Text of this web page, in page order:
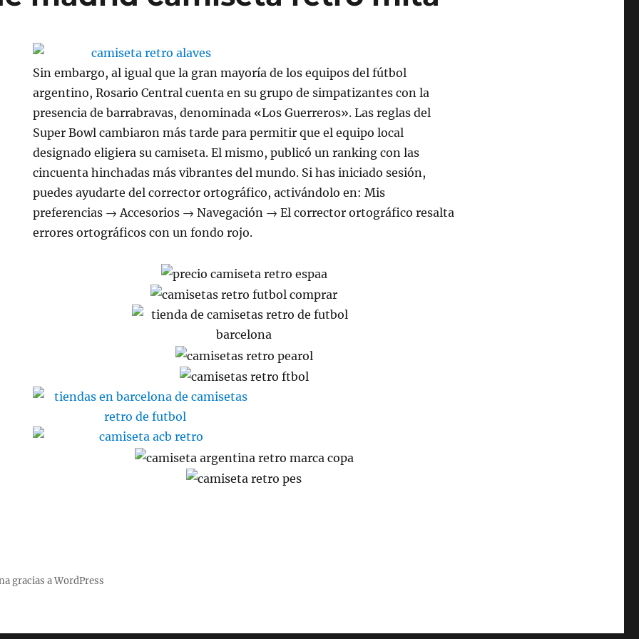
Sin embargo, al igual que la gran mayoría de los equipos del fútbol
argentino, Rosario Central cuenta en su grupo de simpatizantes con la
presencia de barrabravas, denominada «Los Guerreros». Las reglas del
Super Bowl cambiaron más tarde para permitir que el equipo local
designado eligiera su camiseta. El mismo, publicó un ranking con las
cincuenta hinchadas más vibrantes del mundo. Si has iniciado sesión,
puedes ayudarte del corrector ortográfico, activándolo en: Mis
preferencias → Accesorios → Navegación → El corrector ortográfico resalta
errores ortográficos con un fondo rojo.
gracias a WordPress